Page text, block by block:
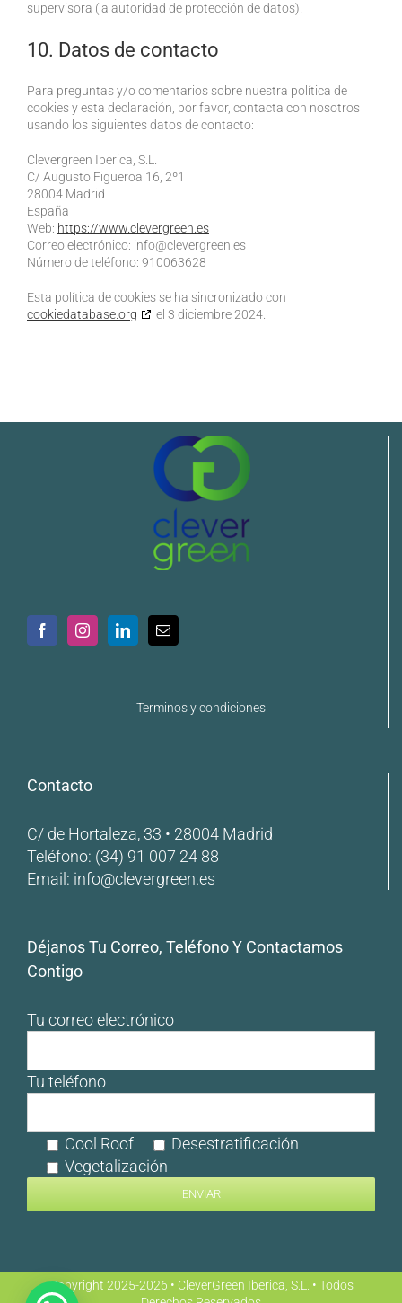
supervisora (la autoridad de protección de datos).
10. Datos de contacto
Para preguntas y/o comentarios sobre nuestra política de
cookies y esta declaración, por favor, contacta con nosotros
usando los siguientes datos de contacto:
Clevergreen Iberica, S.L.
C/ Augusto Figueroa 16, 2º1
28004 Madrid
España
Web: https://www.clevergreen.es
Correo electrónico: info@clevergreen.es
Número de teléfono: 910063628
Esta política de cookies se ha sincronizado con
cookiedatabase.org
el 3 diciembre 2024.
Terminos y condiciones
Contacto
C/ de Hortaleza, 33 • 28004 Madrid
Teléfono: (34) 91 007 24 88
Email: info@clevergreen.es
Déjanos Tu Correo, Teléfono Y Contactamos
Contigo
Tu correo electrónico
Tu teléfono
Cool Roof
Desestratificación
Vegetalización
Copyright 2025-2026 • CleverGreen Iberica, S.L. • Todos